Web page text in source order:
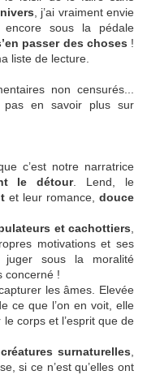
, j’ai vraiment envie
sous la pédale
passer des choses !
liste de lecture.
non censurés...
en savoir plus sur
c’est notre narratrice
le détour. Lend, le
et leur romance, douce
et cachottiers
motivations et ses
sous la moralité
concerné !
les âmes. Elevée
ce que l’on en voit, elle
le corps et l’esprit que de
surnaturelles
si ce n’est qu’elles ont